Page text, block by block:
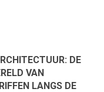
DE
VAN
LANGS DE